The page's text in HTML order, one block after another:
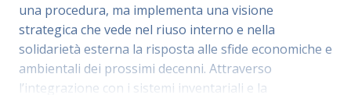
una procedura, ma implementa una visione
strategica che vede nel riuso interno e nella
solidarietà esterna la risposta alle sfide economiche e
ambientali dei prossimi decenni. Attraverso
l’integrazione con i sistemi inventariali e la